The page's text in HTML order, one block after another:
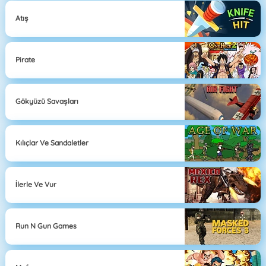
Atış
Pirate
Gökyüzü Savaşları
Kılıçlar Ve Sandaletler
İlerle Ve Vur
Run N Gun Games